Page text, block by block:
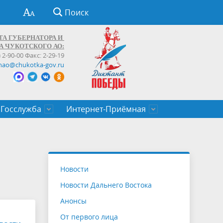
Поиск
ГУБЕРНАТОРА И
ЧУКОТСКОГО АО:
2-90-00 Факс: 2-29-19
gov.ru
Госслужба
служащих Чукотского автономного
Интернет-Приёмная
Новости
Новости Дальнего Востока
Анонсы
От первого лица